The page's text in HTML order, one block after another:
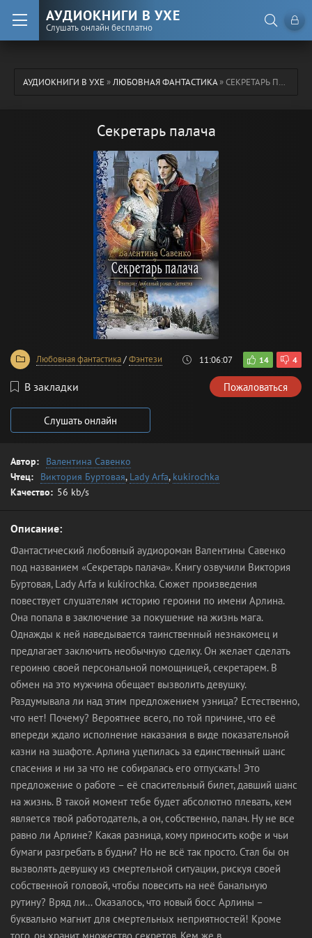
АУДИОКНИГИ В УХЕ
Слушать онлайн бесплатно
АУДИОКНИГИ В УХЕ»ЛЮБОВНАЯ ФАНТАСТИКА» СЕКРЕТАРЬ ПАЛАЧА
Секретарь палача
Любовная фантастика/Фэнтези 11:06:07 14 4
В закладки Пожаловаться
Слушать онлайн
Автор:
Валентина Савенко
Чтец:
Виктория Буртовая, Lady Arfa, kukirochka
Качество: 56 kb/s
Описание:
Фантастический любовный аудиороман Валентины Савенко
под названием «Секретарь палача». Книгу озвучили Виктория
Буртовая, Lady Arfa и kukirochka. Сюжет произведения
повествует слушателям историю героини по имени Арлина.
Она попала в заключение за покушение на жизнь мага.
Однажды к ней наведывается таинственный незнакомец и
предлагает заключить необычную сделку. Он желает сделать
героиню своей персональной помощницей, секретарем. В
обмен на это мужчина обещает вызволить девушку.
Раздумывала ли над этим предложением узница? Естественно,
что нет! Почему? Вероятнее всего, по той причине, что её
впереди ждало исполнение наказания в виде показательной
казни на эшафоте. Арлина уцепилась за единственный шанс
спасения и ни за что не собиралась его отпускать! Это
предложение о работе – её спасительный билет, давший шанс
на жизнь. В такой момент тебе будет абсолютно плевать, кем
является твой работодатель, а он, собственно, палач. Ну не все
равно ли Арлине? Какая разница, кому приносить кофе и чьи
бумаги разгребать в будни? Но не всё так просто. Стал бы он
вызволять девушку из смертельной ситуации, рискуя своей
собственной головой, чтобы повесить на неё банальную
рутину? Вряд ли… Оказалось, что новый босс Арлины –
буквально магнит для смертельных неприятностей! Кроме